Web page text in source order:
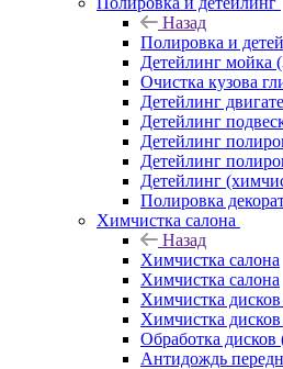
Назад
Полировка и
Детейлинг мойка
Очистка кузова
Детейлинг
Детейлинг
Детейлинг
Детейлинг
Детейлинг
Полировка
Химчистка салона
Назад
Химчистка салона
Химчистка салона
Химчистка
Химчистка
Обработка дисков
Антидождь